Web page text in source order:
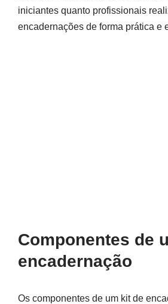
iniciantes quanto profissionais
encadernações de forma prática e
Componentes de
encadernação
Os componentes de um kit de